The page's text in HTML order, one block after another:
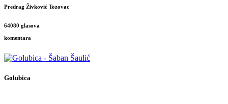
Predrag Živković Tozovac
64080 glasova
komentara
Golubica